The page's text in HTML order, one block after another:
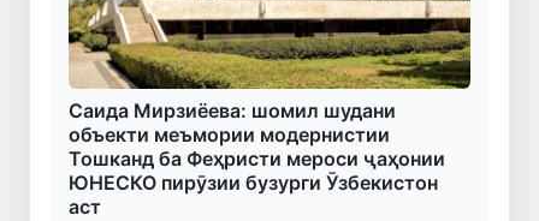
Саида Мирзиёева: шомил шудани
объекти меъмории модернистии
Тошканд ба Феҳристи мероси ҷаҳонии
ЮНЕСКО пирӯзии бузурги Ӯзбекистон
аст